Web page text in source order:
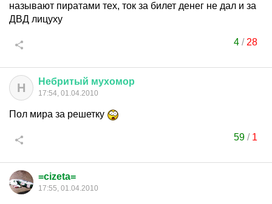
называют пиратами тех, ток за билет денег не дал и за
ДВД лицуху
4 / 28
Н Небритый мухомор
17:54, 01.04.2010
Пол мира за решетку
59 / 1
=cizeta=
17:55, 01.04.2010